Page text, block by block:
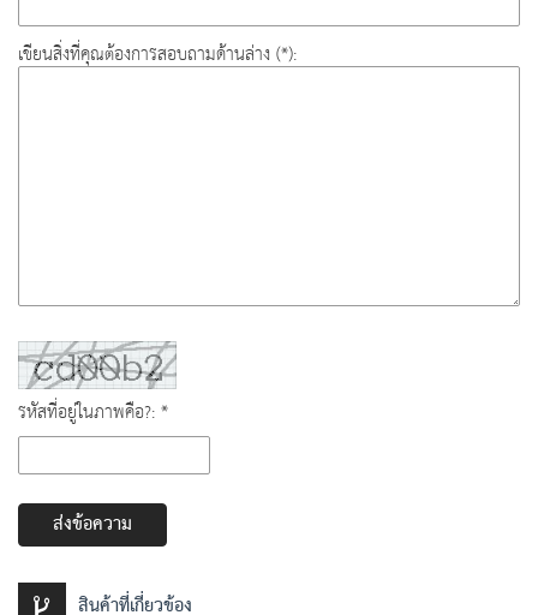
เขียนสิ่งที่คุณต้องการสอบถามด้านล่าง (*):
รหัสที่อยู่ในภาพคือ?: *
ส่งข้อความ
สินค้าที่เกี่ยวข้อง